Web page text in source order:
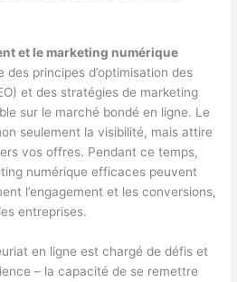
et le marketing numérique
des principes d’optimisation des
et des stratégies de marketing
sur le marché bondé en ligne. Le
seulement la visibilité, mais attire
vos offres. Pendant ce temps,
numérique efficaces peuvent
l’engagement et les conversions,
entreprises.
en ligne est chargé de défis et
– la capacité de se remettre